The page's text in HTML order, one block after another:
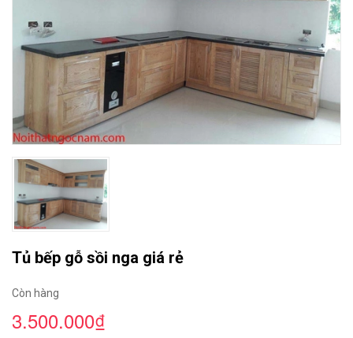
Tủ bếp gỗ sồi nga giá rẻ
Còn hàng
3.500.000₫